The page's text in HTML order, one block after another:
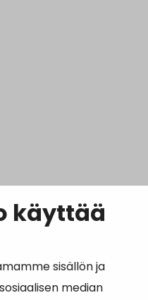
käyttää
sisällön ja
median